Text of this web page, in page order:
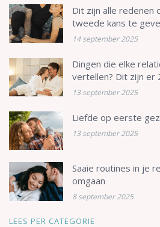
Dit zijn alle redenen
tweede kans te
14 september 2025
Dingen die elke
vertellen? Dit zijn er
13 september 2025
Liefde op eerste
13 september 2025
Saaie routines in je
omgaan
8 september 2025
LEES PER CATEGORIE